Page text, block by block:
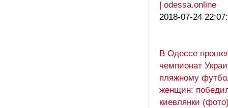
| odessa.online
2018-07-24
В Одессе
чемпионат
пляжному
женщин:
киевлянки